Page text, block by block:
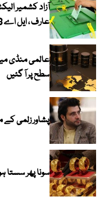
عارف ، ایل اے 28 میں پیپلز پارٹی کے بازل نقوی کامیاب
عالمی منڈی
سطح پر آ گئیں
پشاور زلمی کے
سونا پھر سستا